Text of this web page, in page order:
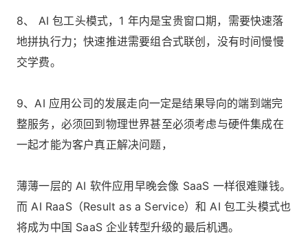
8、 AI 包工头模式，1 年内是宝贵窗口期，需要快速落
地拼执行力；快速推进需要组合式联创，没有时间慢慢
交学费。
9、AI 应用公司的发展走向一定是结果导向的端到端完
整服务，必须回到物理世界甚至必须考虑与硬件集成在
一起才能为客户真正解决问题，
薄薄一层的 AI 软件应用早晚会像 SaaS 一样很难赚钱。
而 AI RaaS（Result as a Service）和 AI 包工头模式也
将成为中国 SaaS 企业转型升级的最后机遇。